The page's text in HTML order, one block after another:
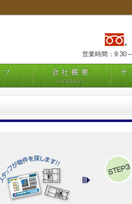
営業時間：9:30
会社概要
COMPANY
サ